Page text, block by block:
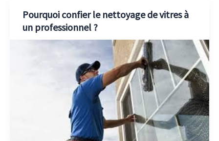
Pourquoi confier le nettoyage de vitres à
un professionnel ?